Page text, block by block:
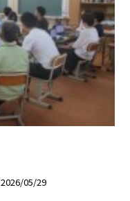
2026/05/29